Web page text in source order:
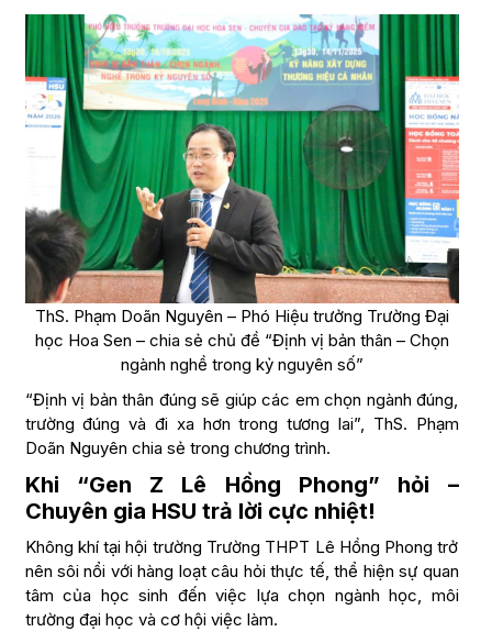
ThS. Phạm Doãn Nguyên – Phó Hiệu trưởng Trường Đại
học Hoa Sen – chia sẻ chủ đề “Định vị bản thân – Chọn
ngành nghề trong kỷ nguyên số”
“Định vị bản thân đúng sẽ giúp các em chọn ngành đúng,
trường đúng và đi xa hơn trong tương lai”, ThS. Phạm
Doãn Nguyên chia sẻ trong chương trình.
Khi “Gen Z Lê Hồng Phong” hỏi –
Chuyên gia HSU trả lời cực nhiệt!
Không khí tại hội trường Trường THPT Lê Hồng Phong trở
nên sôi nổi với hàng loạt câu hỏi thực tế, thể hiện sự quan
tâm của học sinh đến việc lựa chọn ngành học, môi
trường đại học và cơ hội việc làm.